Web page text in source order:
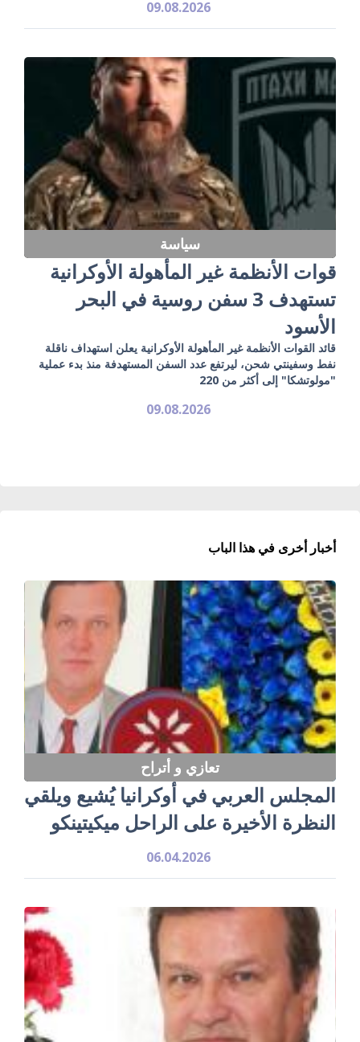
09.08.2026
سياسة
قوات الأنظمة غير المأهولة الأوكرانية
تستهدف 3 سفن روسية في البحر
الأسود
قائد القوات الأنظمة غير المأهولة الأوكرانية يعلن استهداف ناقلة
نفط وسفينتي شحن، ليرتفع عدد السفن المستهدفة منذ بدء عملية
"مولوتشكا" إلى أكثر من 220
09.08.2026
أخبار أخرى في هذا الباب
تعازي و أتراح
‏المجلس العربي في أوكرانيا يُشيع ويلقي
النظرة الأخيرة على الراحل ميكيتينكو
06.04.2026